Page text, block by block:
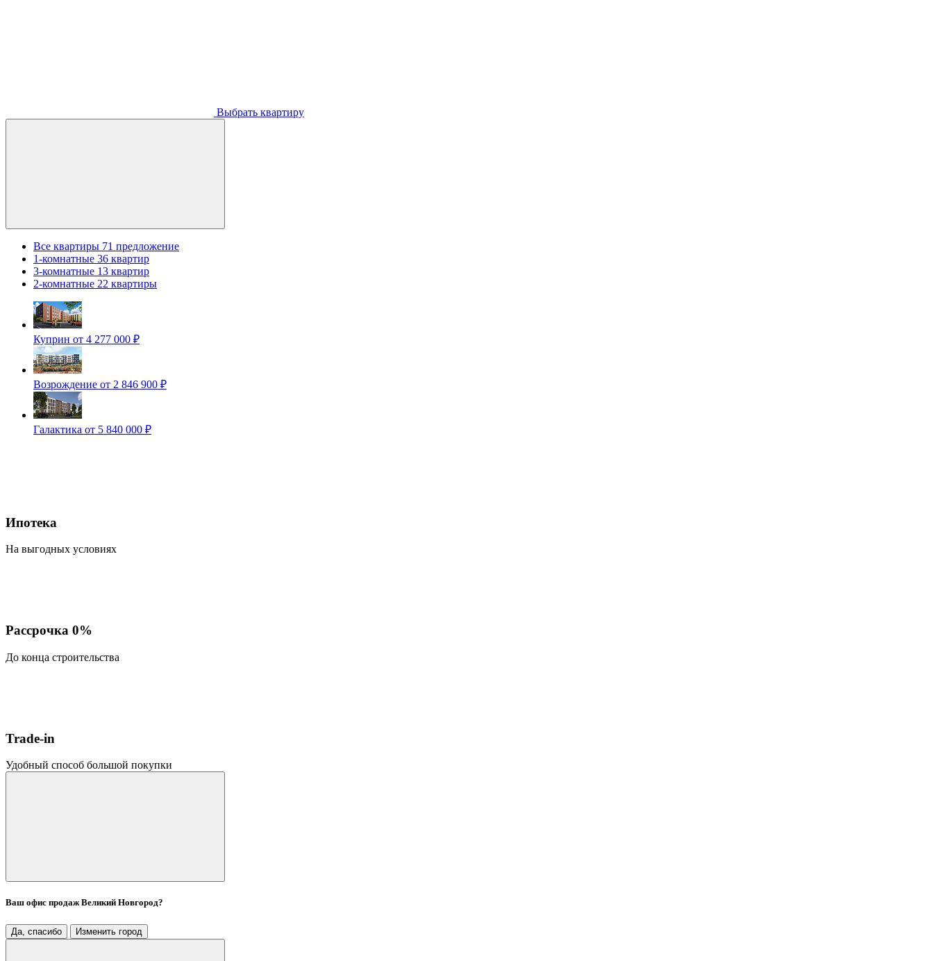
Выбрать квартиру
Все квартиры 71 предложение
1-комнатные 36 квартир
3-комнатные 13 квартир
2-комнатные 22 квартиры
Куприн от 4 277 000 ₽
Возрождение от 2 846 900 ₽
Галактика от 5 840 000 ₽
Ипотека
На выгодных условиях
Рассрочка 0%
До конца строительства
Trade-in
Удобный способ большой покупки
Ваш офис продажВеликий Новгород?
Да, спасибо Изменить город